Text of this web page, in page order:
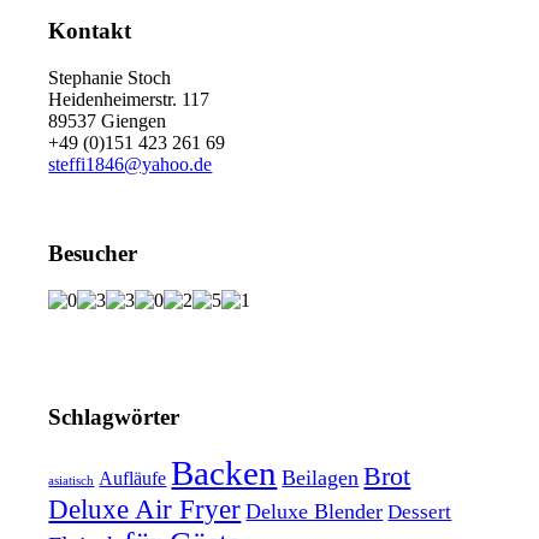
Kontakt
Stephanie Stoch
Heidenheimerstr. 117
89537 Giengen
+49 (0)151 423 261 69
steffi1846@yahoo.de
Besucher
Schlagwörter
asiatisch Aufläufe Backen Beilagen Brot
Deluxe Air Fryer Deluxe Blender Dessert